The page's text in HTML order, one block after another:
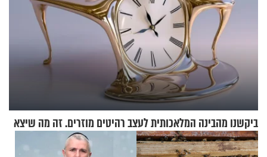
ביקשנו מהבינה המלאכותית לעצב רהיטים מוזרים. זה מה שיצא